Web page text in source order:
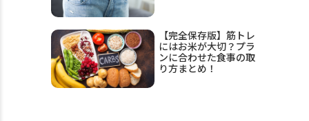
【完全保存版】筋トレ
にはお米が大切？プラ
ンに合わせた食事の取
り方まとめ！